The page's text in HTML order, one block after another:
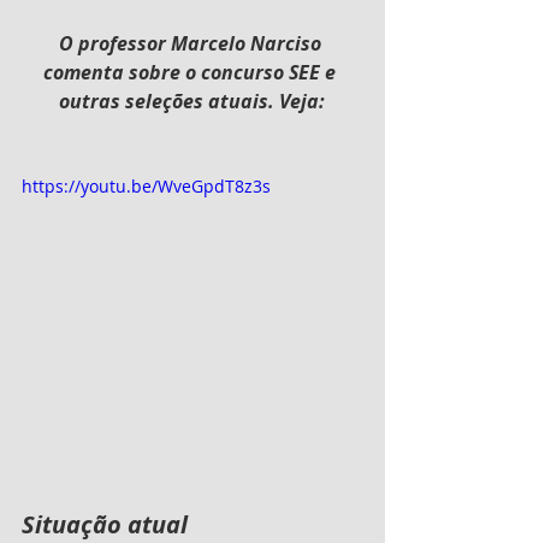
O professor Marcelo Narciso
comenta sobre o concurso SEE e
outras seleções atuais. Veja:
https://youtu.be/WveGpdT8z3s
Situação atual